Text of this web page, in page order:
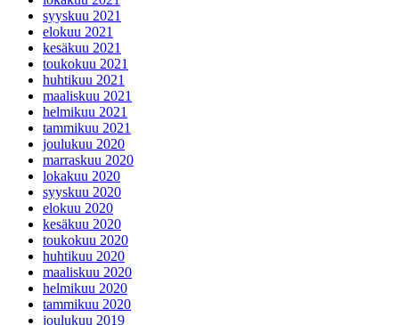
syyskuu 2021
elokuu 2021
kesäkuu 2021
toukokuu 2021
huhtikuu 2021
maaliskuu 2021
helmikuu 2021
tammikuu 2021
joulukuu 2020
marraskuu 2020
lokakuu 2020
syyskuu 2020
elokuu 2020
kesäkuu 2020
toukokuu 2020
huhtikuu 2020
maaliskuu 2020
helmikuu 2020
tammikuu 2020
joulukuu 2019